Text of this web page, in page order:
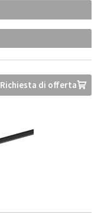
Richiesta di offertaU